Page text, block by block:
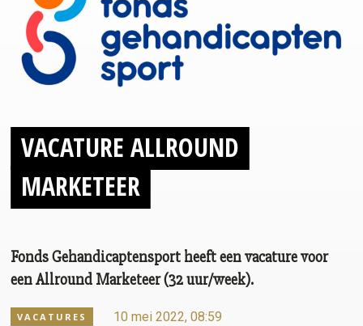
VACATURES 10 mei 2022, 08:59
VACATURE ALLROUND
MARKETEER
Fonds Gehandicaptensport heeft een vacature voor
een Allround Marketeer (32 uur/week).